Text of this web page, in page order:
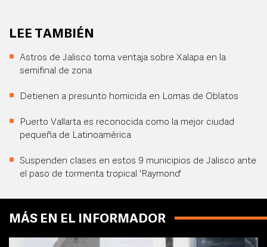
LEE TAMBIÉN
Astros de Jalisco toma ventaja sobre Xalapa en la
semifinal de zona
Detienen a presunto homicida en Lomas de Oblatos
Puerto Vallarta es reconocida como la mejor ciudad
pequeña de Latinoamérica
Suspenden clases en estos 9 municipios de Jalisco ante
el paso de tormenta tropical 'Raymond'
MÁS EN EL INFORMADOR